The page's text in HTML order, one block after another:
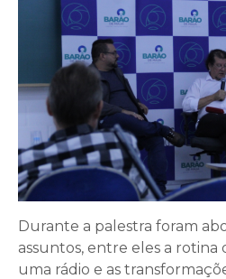
Durante a palestra foram
assuntos, entre eles a
uma rádio e as